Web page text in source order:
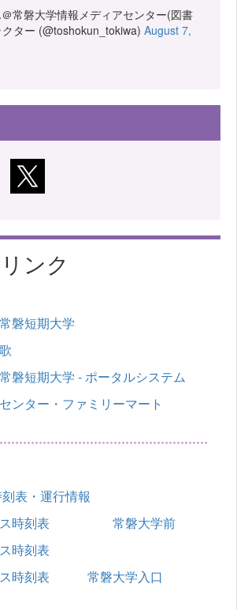
常磐大学情報メディアセンター(図書
ター (@toshokun_tokiwa) August 7,
ンク
磐短期大学
磐短期大学 - ポータルシステム
ンター・ファミリーマート
表・運行情報
ス時刻表 常磐大学前
時刻表
ス時刻表 常磐大学入口